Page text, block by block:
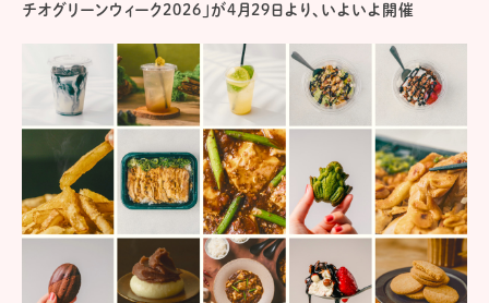
チオグリーンウィーク2026」が4月29日より、いよいよ開催